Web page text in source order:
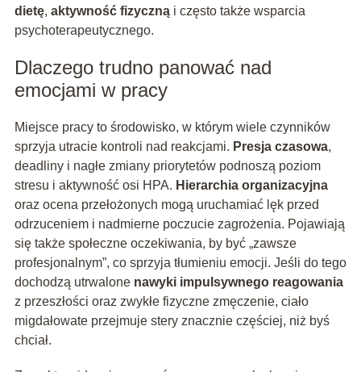
dietę, aktywność fizycznąi często także wsparcia
psychoterapeutycznego.
Dlaczego trudno panować nad
emocjami w pracy
Miejsce pracy to środowisko, w którym wiele czynników
sprzyja utracie kontroli nad reakcjami. Presja czasowa,
deadliny i nagłe zmiany priorytetów podnoszą poziom
stresu i aktywność osi HPA. Hierarchia organizacyjna
oraz ocena przełożonych mogą uruchamiać lęk przed
odrzuceniem i nadmierne poczucie zagrożenia. Pojawiają
się także społeczne oczekiwania, by być „zawsze
profesjonalnym”, co sprzyja tłumieniu emocji. Jeśli do tego
dochodzą utrwalone nawyki impulsywnego reagowania
z przeszłości oraz zwykłe fizyczne zmęczenie, ciało
migdałowate przejmuje stery znacznie częściej, niż byś
chciał.